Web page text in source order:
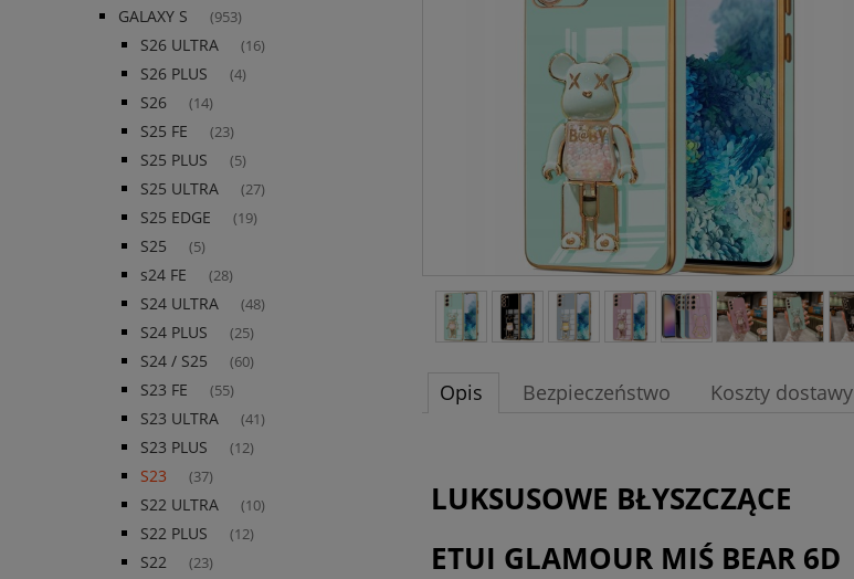
GALAXY S (953)
S26 ULTRA (16)
S26 PLUS (4)
S26 (14)
S25 FE (23)
S25 PLUS (5)
S25 ULTRA (27)
S25 EDGE (19)
S25 (5)
s24 FE (28)
S24 ULTRA (48)
S24 PLUS (25)
S24 / S25 (60)
S23 FE (55)
S23 ULTRA (41)
S23 PLUS (12)
S23 (37)
S22 ULTRA (10)
S22 PLUS (12)
S22 (23)
Opis Bezpieczeństwo Koszty dostawy
LUKSUSOWE BŁYSZCZĄCE
ETUI GLAMOUR MIŚ BEAR 6D